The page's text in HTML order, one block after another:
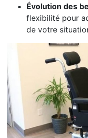
Évolution des
flexibilité pour
de votre